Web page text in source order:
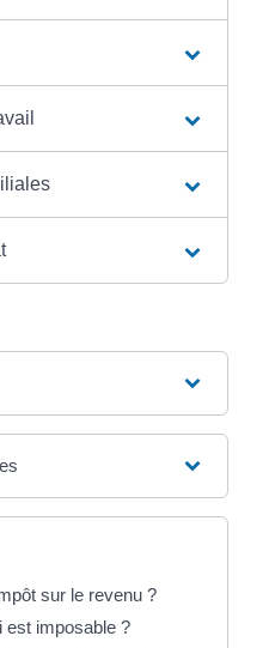
sur le revenu ?
est imposable ?